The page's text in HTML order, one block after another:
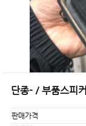
단종-／부품스피커
판매가격